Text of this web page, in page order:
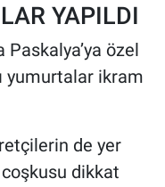
YAPILDI
Paskalya’ya özel
yumurtalar ikram
de yer
dikkat